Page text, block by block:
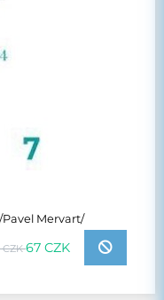
Mervart/
CZK67 CZK